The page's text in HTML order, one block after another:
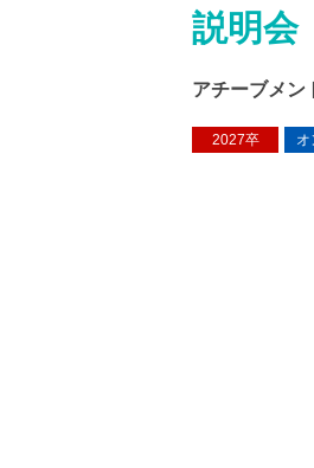
説明会
アチーブメン
2027卒 オ